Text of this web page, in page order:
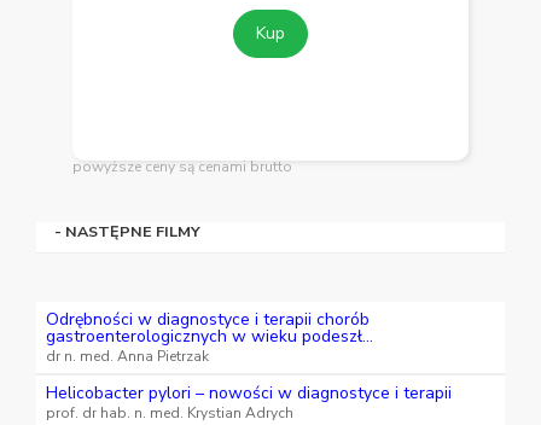
Kup
powyższe ceny są cenami brutto
- NASTĘPNE FILMY
Odrębności w diagnostyce i terapii chorób
gastroenterologicznych w wieku podeszł...
dr n. med. Anna Pietrzak
Helicobacter pylori – nowości w diagnostyce i terapii
prof. dr hab. n. med. Krystian Adrych